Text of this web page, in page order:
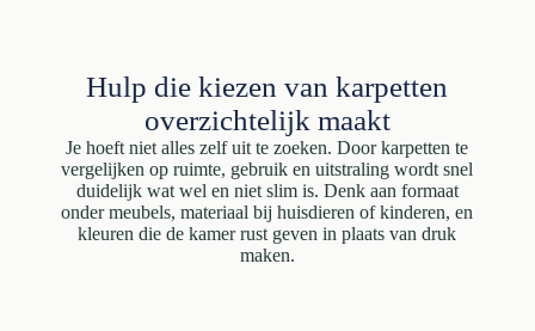
Hulp die kiezen van karpetten
overzichtelijk maakt
Je hoeft niet alles zelf uit te zoeken. Door karpetten te
vergelijken op ruimte, gebruik en uitstraling wordt snel
duidelijk wat wel en niet slim is. Denk aan formaat
onder meubels, materiaal bij huisdieren of kinderen, en
kleuren die de kamer rust geven in plaats van druk
maken.